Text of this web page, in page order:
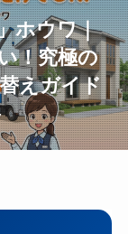
ホウワ｜
！究極の
えガイド